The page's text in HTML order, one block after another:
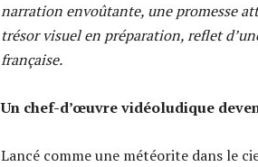
narration envoûtante, une promesse
trésor visuel en préparation, reflet
française.
Un chef-d’œuvre vidéoludique
Lancé comme une météorite dans le